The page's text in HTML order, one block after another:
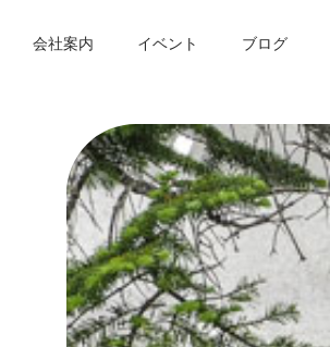
会社案内 イベント ブログ